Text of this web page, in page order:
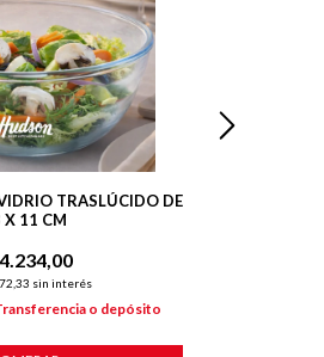
TRASLÚCIDO DE
X 11 CM
sin interés
o depósito